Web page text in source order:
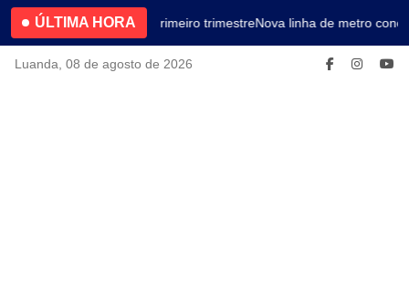
ÚLTIMA HORA4.2% no primeiro trimestreNova linha de metro
Luanda, 08 de agosto de 2026